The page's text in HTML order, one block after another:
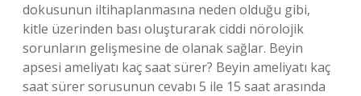
dokusunun iltihaplanmasına neden olduğu gibi,
kitle üzerinden bası oluşturarak ciddi nörolojik
sorunların gelişmesine de olanak sağlar. Beyin
apsesi ameliyatı kaç saat sürer? Beyin ameliyatı kaç
saat sürer sorusunun cevabı 5 ile 15 saat arasında